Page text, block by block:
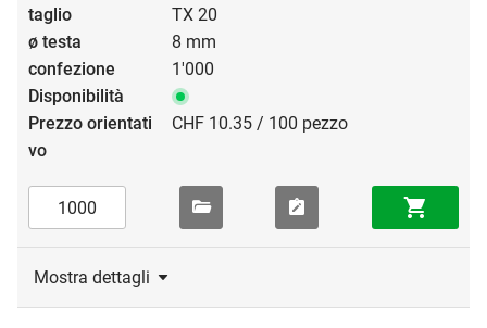
TX 20
8 mm
1'000
CHF 10.35 / 100 pezzo
Mostra dettagli